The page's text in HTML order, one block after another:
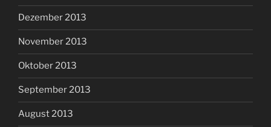
Dezember 2013
November 2013
Oktober 2013
September 2013
August 2013